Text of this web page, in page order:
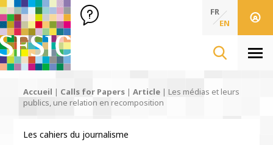
SFSIC Société Française des Sciences de l'Information & de
Société Française des Sciences de
FR
EN
Accueil | Calls for Papers | Article | Les médias et leurs
publics, une relation en recomposition
Les cahiers du journalisme